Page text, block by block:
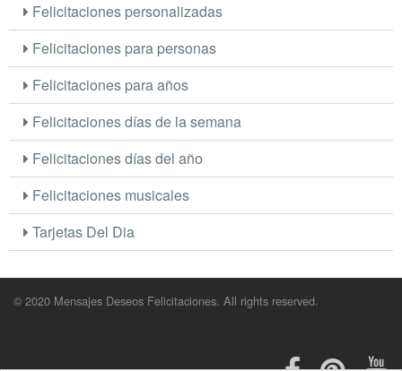
Felicitaciones personalizadas
Felicitaciones para personas
Felicitaciones para años
Felicitaciones días de la semana
Felicitaciones días del año
Felicitaciones musicales
Tarjetas Del Dia
© 2020 Mensajes Deseos Felicitaciones. All rights reserved.